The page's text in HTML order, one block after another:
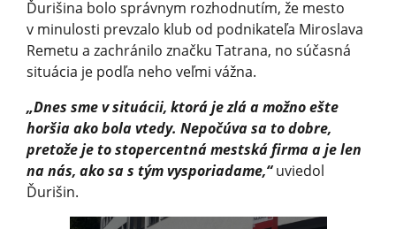
Ďurišina bolo správnym rozhodnutím, že mesto
v minulosti prevzalo klub od podnikateľa Miroslava
Remetu a zachránilo značku Tatrana, no súčasná
situácia je podľa neho veľmi vážna.
„Dnes sme v situácii, ktorá je zlá a možno ešte
horšia ako bola vtedy. Nepočúva sa to dobre,
pretože je to stopercentná mestská firma a je len
na nás, ako sa s tým vysporiadame,“uviedol
Ďurišin.